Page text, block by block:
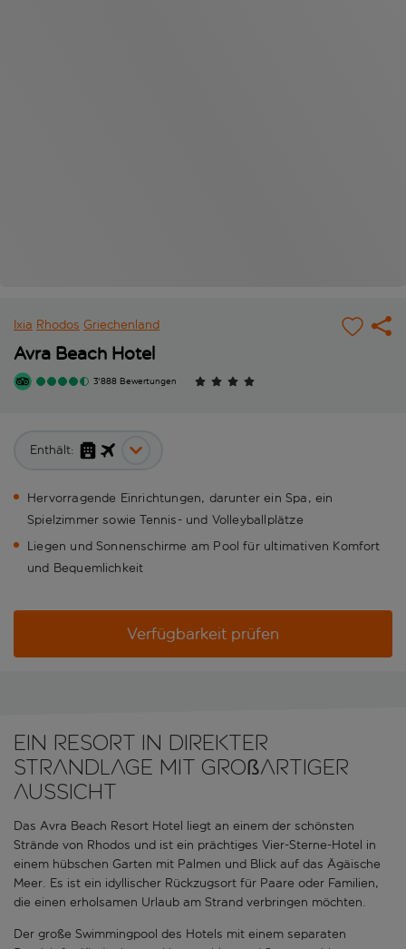
Ixia Rhodos Griechenland
Avra Beach Hotel
3'888 Bewertungen
Enthält:
Hervorragende Einrichtungen, darunter ein Spa, ein
Spielzimmer sowie Tennis- und Volleyballplätze
Liegen und Sonnenschirme am Pool für ultimativen Komfort
und Bequemlichkeit
Verfügbarkeit prüfen
Ein Resort in direkter
Strandlage mit großartiger
Aussicht
Das Avra Beach Resort Hotel liegt an einem der schönsten
Strände von Rhodos und ist ein prächtiges Vier-Sterne-Hotel in
einem hübschen Garten mit Palmen und Blick auf das Ägäische
Meer. Es ist ein idyllischer Rückzugsort für Paare oder Familien,
die einen erholsamen Urlaub am Strand verbringen möchten.
Der große Swimmingpool des Hotels mit einem separaten